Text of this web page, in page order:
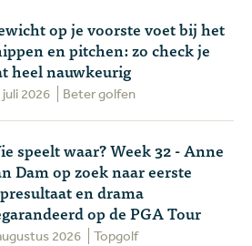
op je voorste voet bij het
en pitchen: zo check je
heel nauwkeurig
juli 2026 Beter golfen
speelt waar? Week 32 - Anne
Dam op zoek naar eerste
en drama
op de PGA Tour
2026 Topgolf